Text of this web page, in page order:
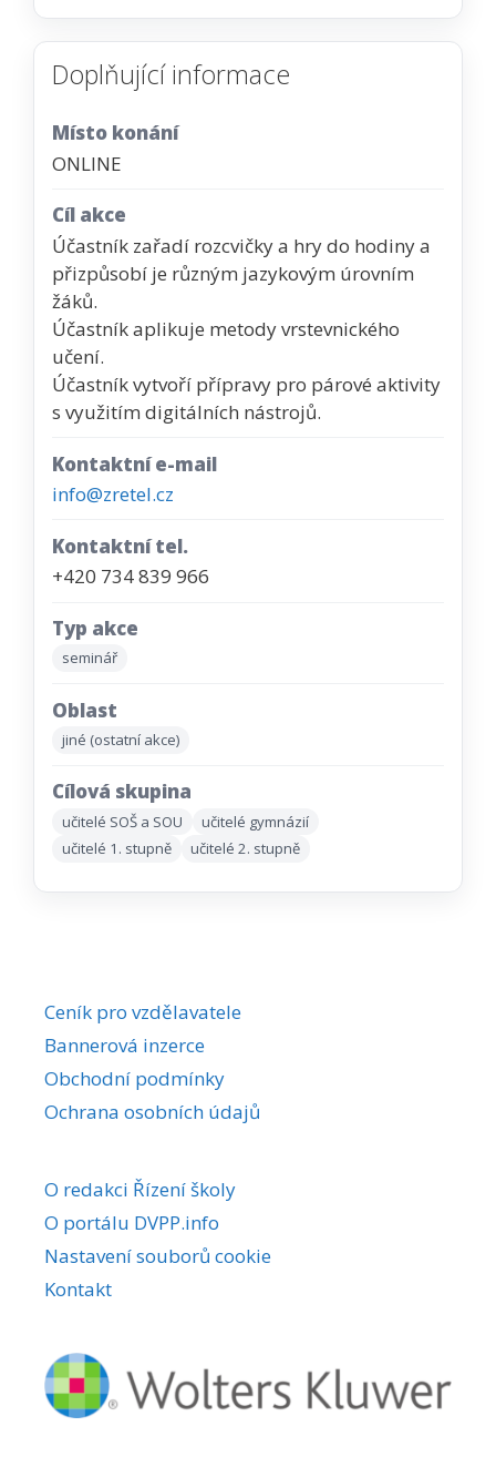
Doplňující informace
Místo konání
ONLINE
Cíl akce
Účastník zařadí rozcvičky a hry do hodiny a
přizpůsobí je různým jazykovým úrovním
žáků.
Účastník aplikuje metody vrstevnického
učení.
Účastník vytvoří přípravy pro párové aktivity
s využitím digitálních nástrojů.
Kontaktní e-mail
info@zretel.cz
Kontaktní tel.
+420 734 839 966
Typ akce
seminář
Oblast
jiné (ostatní akce)
Cílová skupina
učitelé SOŠ a SOU
učitelé gymnázií
učitelé 1. stupně
učitelé 2. stupně
Ceník pro vzdělavatele
Bannerová inzerce
Obchodní podmínky
Ochrana osobních údajů
O redakci Řízení školy
O portálu DVPP.info
Nastavení souborů cookie
Kontakt